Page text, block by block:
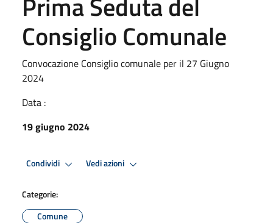
Consiglio Comunale
Convocazione Consiglio comunale per il 27 Giugno
2024
Data :
19 giugno 2024
Condividi Vedi azioni
Categorie:
Comune